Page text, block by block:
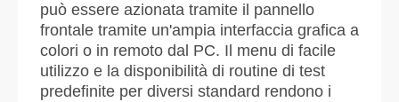
può essere azionata tramite il pannello
frontale tramite un'ampia interfaccia grafica a
colori o in remoto dal PC. Il menu di facile
utilizzo e la disponibilità di routine di test
predefinite per diversi standard rendono i